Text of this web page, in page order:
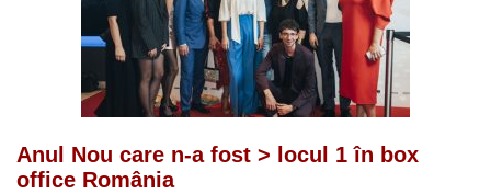
Anul Nou care n-a fost > locul 1 în box
office România